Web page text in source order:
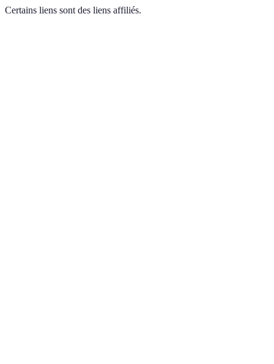
Certains liens sont des liens affiliés.